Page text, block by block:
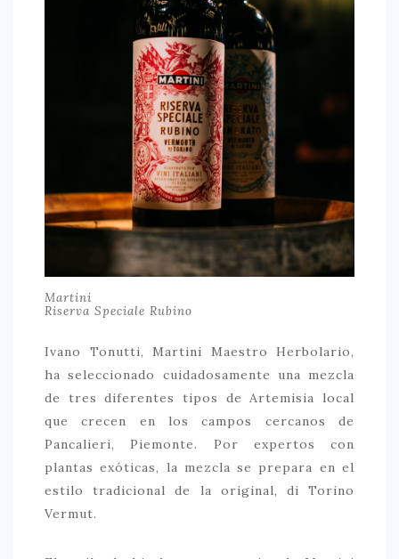
Martini
Riserva Speciale Rubino
Ivano Tonutti, Martini Maestro Herbolario,
ha seleccionado cuidadosamente una mezcla
de tres diferentes tipos de Artemisia local
que crecen en los campos cercanos de
Pancalieri, Piemonte. Por expertos con
plantas exóticas, la mezcla se prepara en el
estilo tradicional de la original, di Torino
Vermut.